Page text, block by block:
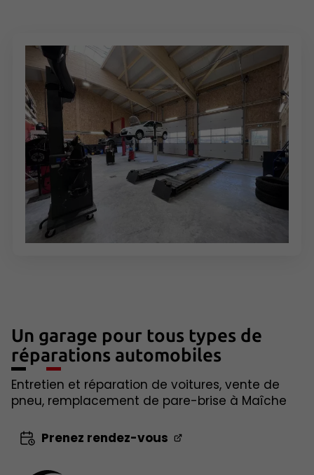
Un garage pour tous types de
réparations automobiles
Entretien et réparation de voitures, vente de
pneu, remplacement de pare-brise à Maîche
Prenez rendez-vous